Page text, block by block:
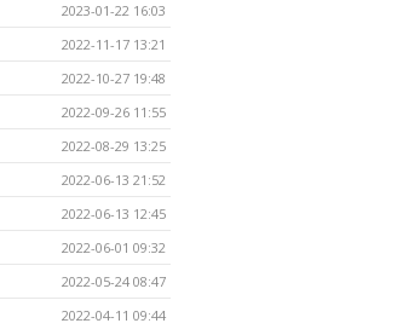
2023-01-22 16:03
2022-11-17 13:21
2022-10-27 19:48
2022-09-26 11:55
2022-08-29 13:25
2022-06-13 21:52
2022-06-13 12:45
2022-06-01 09:32
2022-05-24 08:47
2022-04-11 09:44